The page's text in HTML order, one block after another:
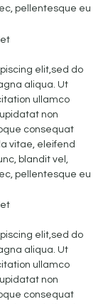
pellentesque eu
elit,sed do
aliqua. Ut
ullamco
non
consequat
vitae, eleifend
blandit vel,
pellentesque eu
elit,sed do
aliqua. Ut
ullamco
non
consequat